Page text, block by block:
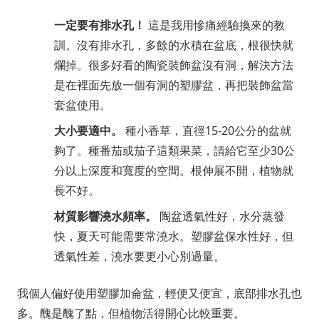
一定要有排水孔！ 這是我用慘痛經驗換來的教
訓。沒有排水孔，多餘的水積在盆底，根很快就
爛掉。很多好看的陶瓷裝飾盆沒有洞，解決方法
是在裡面先放一個有洞的塑膠盆，再把裝飾盆當
套盆使用。
大小要適中。
種小香草，直徑15-20公分的盆就
夠了。種番茄或茄子這類果菜，請給它至少30公
分以上深度和寬度的空間。根伸展不開，植物就
長不好。
材質影響澆水頻率。
陶盆透氣性好，水分蒸發
快，夏天可能需要常澆水。塑膠盆保水性好，但
透氣性差，澆水要更小心別過量。
我個人偏好使用塑膠加侖盆，輕便又便宜，底部排水孔也
多。醜是醜了點，但植物活得開心比較重要。